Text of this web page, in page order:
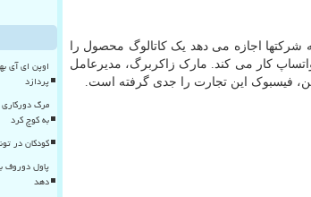
اجازه می دهد یک کاتالوگ محصول را
کار می کند. مارک زاکربرگ، مدیرعامل
فیسبوک این تجارت را جدی گرفته است.
اوپن ای آی
پردازد
مرگ دورکاری
به کوچ کرد
کودکان در
پاول دوروف
دهد